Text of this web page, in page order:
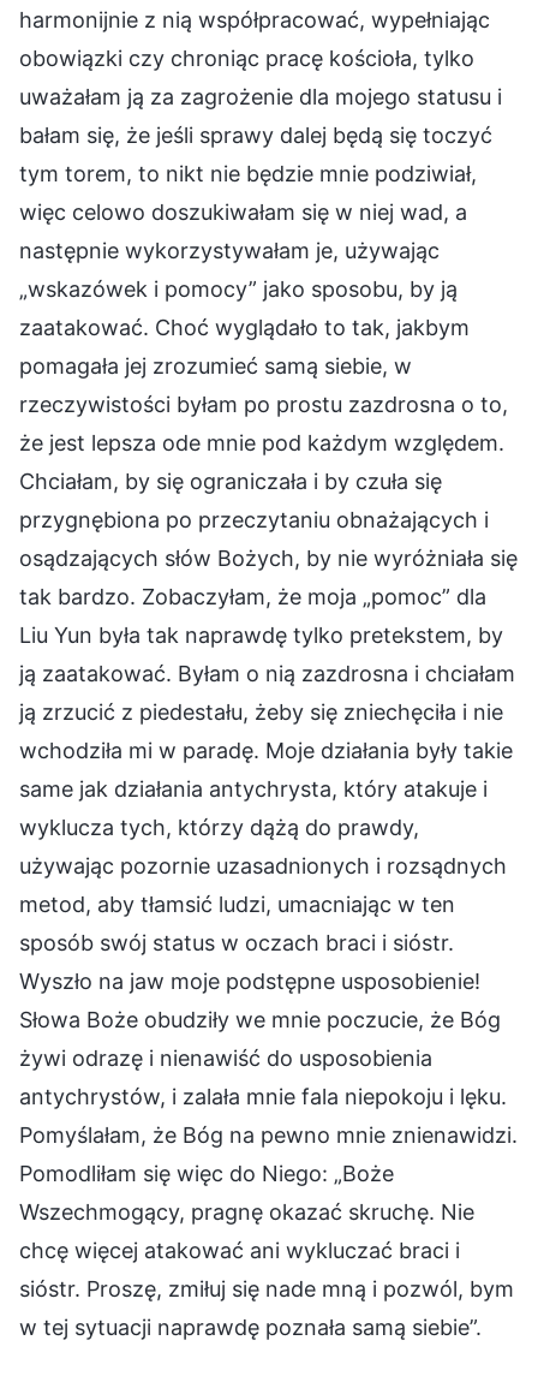
harmonijnie z nią współpracować, wypełniając
obowiązki czy chroniąc pracę kościoła, tylko
uważałam ją za zagrożenie dla mojego statusu i
bałam się, że jeśli sprawy dalej będą się toczyć
tym torem, to nikt nie będzie mnie podziwiał,
więc celowo doszukiwałam się w niej wad, a
następnie wykorzystywałam je, używając
„wskazówek i pomocy” jako sposobu, by ją
zaatakować. Choć wyglądało to tak, jakbym
pomagała jej zrozumieć samą siebie, w
rzeczywistości byłam po prostu zazdrosna o to,
że jest lepsza ode mnie pod każdym względem.
Chciałam, by się ograniczała i by czuła się
przygnębiona po przeczytaniu obnażających i
osądzających słów Bożych, by nie wyróżniała się
tak bardzo. Zobaczyłam, że moja „pomoc” dla
Liu Yun była tak naprawdę tylko pretekstem, by
ją zaatakować. Byłam o nią zazdrosna i chciałam
ją zrzucić z piedestału, żeby się zniechęciła i nie
wchodziła mi w paradę. Moje działania były takie
same jak działania antychrysta, który atakuje i
wyklucza tych, którzy dążą do prawdy,
używając pozornie uzasadnionych i rozsądnych
metod, aby tłamsić ludzi, umacniając w ten
sposób swój status w oczach braci i sióstr.
Wyszło na jaw moje podstępne usposobienie!
Słowa Boże obudziły we mnie poczucie, że Bóg
żywi odrazę i nienawiść do usposobienia
antychrystów, i zalała mnie fala niepokoju i lęku.
Pomyślałam, że Bóg na pewno mnie znienawidzi.
Pomodliłam się więc do Niego: „Boże
Wszechmogący, pragnę okazać skruchę. Nie
chcę więcej atakować ani wykluczać braci i
sióstr. Proszę, zmiłuj się nade mną i pozwól, bym
w tej sytuacji naprawdę poznała samą siebie”.